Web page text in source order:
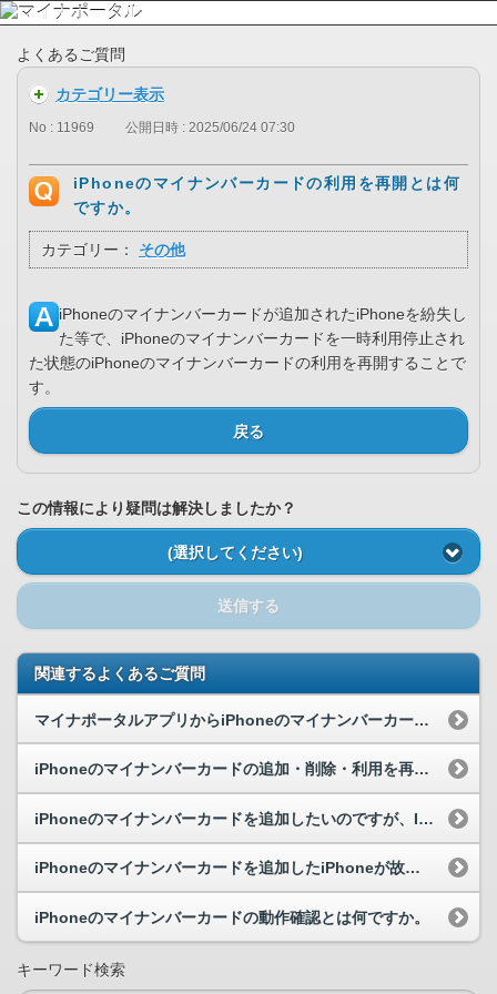
よくあるご質問
カテゴリー表示
No : 11969 公開日時 : 2025/06/24 07:30
iPhoneのマイナンバーカードの利用を再開とは何
ですか。
カテゴリー： その他
iPhoneのマイナンバーカードが追加されたiPhoneを紛失し
た等で、iPhoneのマイナンバーカードを一時利用停止され
た状態のiPhoneのマイナンバーカードの利用を再開することで
す。
戻る
この情報により疑問は解決しましたか？
(選択してください)
送信する
関連するよくあるご質問
マイナポータルアプリからiPhoneのマイナンバーカードの利用を再開することはできますか。
iPhoneのマイナンバーカードの追加・削除・利用を再開、の操作中にインターネット通信が切断し...
iPhoneのマイナンバーカードを追加したいのですが、ICカードリーダライタは必要ですか。
iPhoneのマイナンバーカードを追加したiPhoneが故障しました。iPhoneのマイナンバ...
iPhoneのマイナンバーカードの動作確認とは何ですか。
キーワード検索